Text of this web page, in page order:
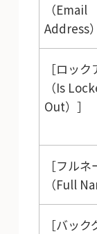
（Email
Address
ロック
（Is
Out）
フルネ
（Full
バック